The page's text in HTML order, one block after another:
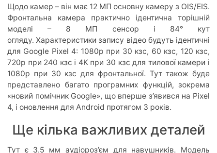
Щодо камер – він має 12 МП основну камеру з OIS/EIS.
Фронтальна камера практично ідентична торішній
моделі – 8 МП сенсор і 84° кут
огляду. Характеристики запису відео будуть ідентичні
для Google Pixel 4: 1080p при 30 кзс, 60 кзс, 120 кзс,
720p при 240 кзс і 4K при 30 кзс для тилової камери і
1080p при 30 кзс для фронтальної. Тут також буде
представлено багато програмних функцій, зокрема
«новий помічник Google», що вперше з’явився на Pixel
4, і оновлення для Android протягом 3 років.
Ще кілька важливих деталей
Тут є 3.5 мм аудіороз’єм для навушників. Модель